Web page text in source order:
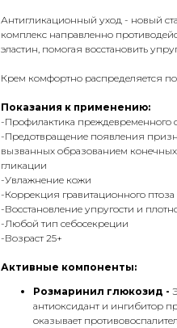
Антигликационный уход - новый
комплекс направленно
эластин, помогая восстановить
Крем комфортно распределяется
Показания к применению:
-Профилактика преждевременного
-Предотвращение появления
вызванных образованием
гликации
-Увлажнение кожи
-Коррекция гравитационного птоза
-Восстановление упругости и
-Любой тип себосекреции
-Возраст 25+
Активные компоненты:
Розмаринил глюкозид -
антиоксидант и ингибитор
оказывает